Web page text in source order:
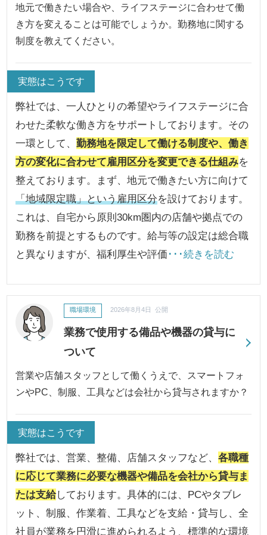
地元で働きたい場合や、ライフステージに合わせて働
き方を変えることは可能でしょうか。勤務地に関する
制度を教えてください。
実態はこうです
弊社では、一人ひとりの希望やライフステージに合
わせた柔軟な働き方をサポートしております。その
一環として、勤務地を限定して働ける制度や、働き
方の変化に合わせて雇用区分を変更できる仕組みを
整えております。まず、地元で働きたい方に向けて
「地域限定職」という雇用区分を設けております。
これは、自宅から原則30km圏内の店舗や拠点での
勤務を前提とするものです。給与等の設定は総合職
と異なりますが、福利厚生や評価 ･･･続きを読む
業務で使用する備品や機器の貸与に
ついて
職場環境 2026年8月4日 公開
営業や店舗スタッフとして働くうえで、スマートフォ
ンやPC、制服、工具などは会社から貸与されますか？
実態はこうです
弊社では、営業、整備、店舗スタッフなど、各職種
に応じて業務に必要な機器や備品を会社から貸与ま
たは支給しております。具体的には、PCやタブレ
ット、制服、作業着、工具などを支給・貸与し、全
社員が業務を円滑に進められるよう、標準的な環境